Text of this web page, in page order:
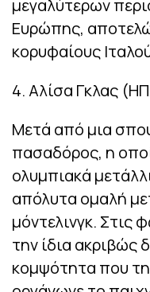
μεγαλύτερων
Ευρώπης,
κορυφαίους
4. Αλίσα Γκλας
Μετά από μια
πασαδόρος, η
ολυμπιακά
απόλυτα ομαλή
μόντελινγκ. Στις
την ίδια ακριβώς
κομψότητα που